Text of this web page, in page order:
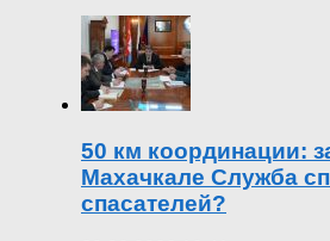
50 км координации:
Махачкале Служба
спасателей?